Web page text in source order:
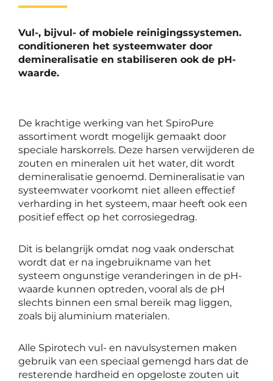
Vul-, bijvul- of mobiele reinigingssystemen.
conditioneren het systeemwater door
demineralisatie en stabiliseren ook de pH-
waarde.
De krachtige werking van het SpiroPure
assortiment wordt mogelijk gemaakt door
speciale harskorrels. Deze harsen verwijderen de
zouten en mineralen uit het water, dit wordt
demineralisatie genoemd. Demineralisatie van
systeemwater voorkomt niet alleen effectief
verharding in het systeem, maar heeft ook een
positief effect op het corrosiegedrag.
Dit is belangrijk omdat nog vaak onderschat
wordt dat er na ingebruikname van het
systeem ongunstige veranderingen in de pH-
waarde kunnen optreden, vooral als de pH
slechts binnen een smal bereik mag liggen,
zoals bij aluminium materialen.
Alle Spirotech vul- en navulsystemen maken
gebruik van een speciaal gemengd hars dat de
resterende hardheid en opgeloste zouten uit